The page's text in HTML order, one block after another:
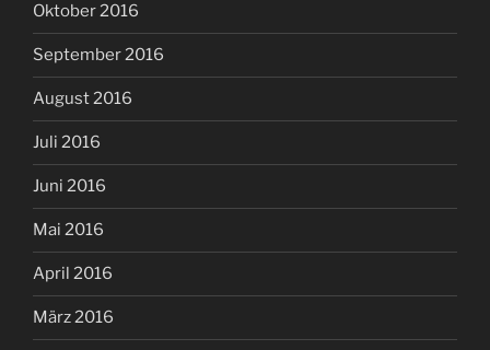
Oktober 2016
September 2016
August 2016
Juli 2016
Juni 2016
Mai 2016
April 2016
März 2016